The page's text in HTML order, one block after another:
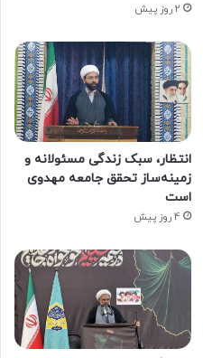
2 روز پیش
انتظار، سبک زندگی مسئولانه و
زمینه‌ساز تحقق جامعه مهدوی
است
4 روز پیش